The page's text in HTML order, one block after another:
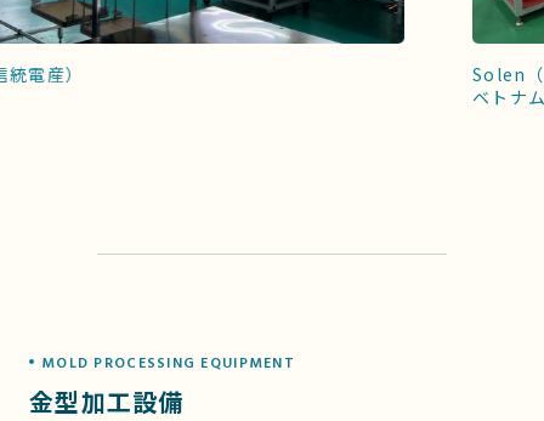
）
Solen（信統
ベトナムホー
MOLD PROCESSING EQUIPMENT
金型加工設備